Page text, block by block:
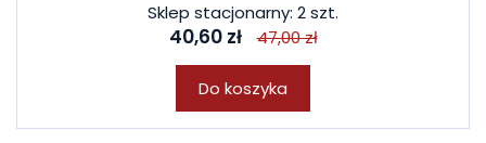
Sklep stacjonarny: 2 szt.
40,60 zł 47,00 zł
Do koszyka